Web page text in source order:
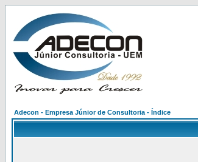
Adecon - Empresa Júnior de Consultoria - Índice